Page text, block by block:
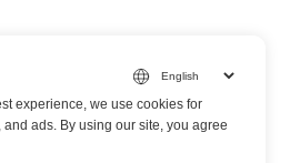
experience, we use cookies for
ads. By using our site, you agree